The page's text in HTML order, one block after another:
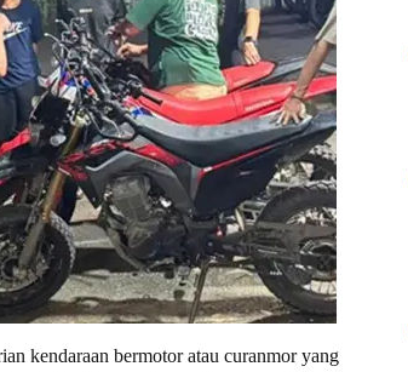
kendaraan bermotor atau curanmor yang